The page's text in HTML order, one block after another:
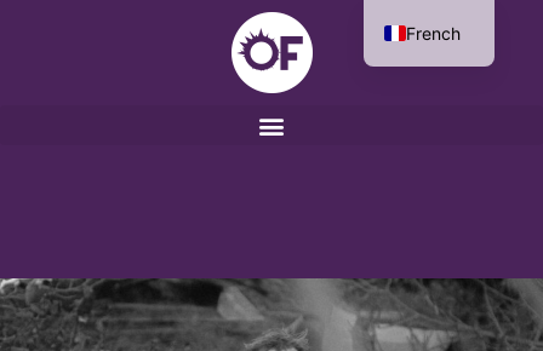
French
English